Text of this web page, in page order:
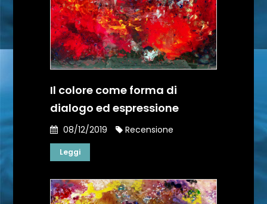
Il colore come forma di
dialogo ed espressione
08/12/2019 Recensione
Leggi